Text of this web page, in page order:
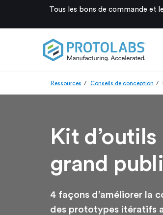
Tous les bons de commande et
Ressources Conseils de conception
Kit
grand
4 façons d’améliorer la
des prototypes itératifs